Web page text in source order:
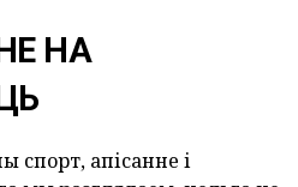
НА
апісанне і